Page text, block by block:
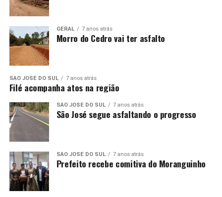
GERAL 7 anos atrás
Morro do Cedro vai ter asfalto
SÃO JOSÉ DO SUL 7 anos atrás
Filé acompanha atos na região
SÃO JOSÉ DO SUL 7 anos atrás
São José segue asfaltando o progresso
SÃO JOSÉ DO SUL 7 anos atrás
Prefeito recebe comitiva do Moranguinho